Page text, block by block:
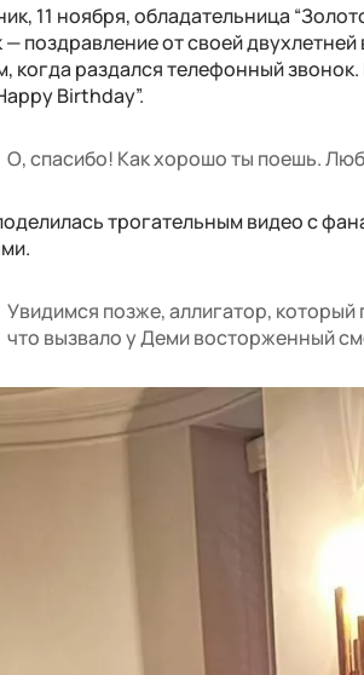
11 ноября, обладательница
— поздравление от своей
когда раздался телефонный
Birthday”.
О, спасибо! Как хорошо ты поешь.
трогательным видео с
Увидимся позже, аллигатор,
что вызвало у Деми восторженный